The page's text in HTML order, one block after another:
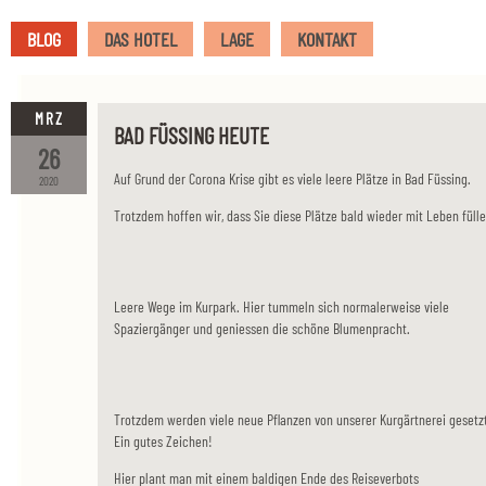
BLOG DAS HOTEL LAGE KONTAKT
BAD FÜSSING HEUTE
2020
26
MRZ
Auf Grund der Corona Krise gibt es viele leere Plätze in Bad Füssing.
Trotzdem hoffen wir, dass Sie diese Plätze bald wieder mit Leben
Leere Wege im Kurpark. Hier tummeln sich normalerweise viele
Spaziergänger und geniessen die schöne Blumenpracht.
Trotzdem werden viele neue Pflanzen von unserer Kurgärtnerei
Ein gutes Zeichen!
Hier plant man mit einem baldigen Ende des Reiseverbots